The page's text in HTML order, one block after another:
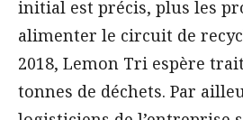
initial est précis, plus les
alimenter le circuit de
2018, Lemon Tri espère
tonnes de déchets. Par